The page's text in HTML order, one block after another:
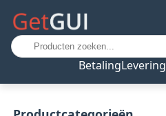
BetalingLevering